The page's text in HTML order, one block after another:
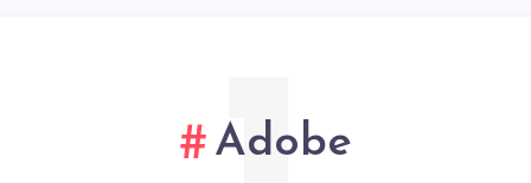
Adobe